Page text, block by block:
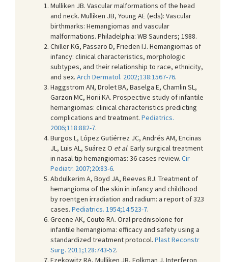
Mulliken JB. Vascular malformations of the head
and neck. Mulliken JB, Young AE (eds): Vascular
birthmarks: Hemangiomas and vascular
malformations. Philadelphia: WB Saunders; 1988.
Chiller KG, Passaro D, Frieden IJ. Hemangiomas of
infancy: clinical characteristics, morphologic
subtypes, and their relationship to race, ethnicity,
and sex. Arch Dermatol. 2002;138:1567-76.
Haggstrom AN, Drolet BA, Baselga E, Chamlin SL,
Garzon MC, Horii KA. Prospective study of infantile
hemangiomas: clinical characteristics predicting
complications and treatment. Pediatrics.
2006;118:882-7.
Burgos L, López Gutiérrez JC, Andrés AM, Encinas
JL, Luis AL, Suárez O et al. Early surgical treatment
in nasal tip hemangiomas: 36 cases review. Cir
Pediatr. 2007;20:83-6.
Abdulkerim A, Boyd JA, Reeves RJ. Treatment of
hemangioma of the skin in infancy and childhood
by roentgen irradiation and radium: a report of 323
cases. Pediatrics. 1954;14:523-7.
Greene AK, Couto RA. Oral prednisolone for
infantile hemangioma: efficacy and safety using a
standardized treatment protocol. Plast Reconstr
Surg. 2011;128:743-52.
Ezekowitz RA, Mulliken JB, Folkman J. Interferon